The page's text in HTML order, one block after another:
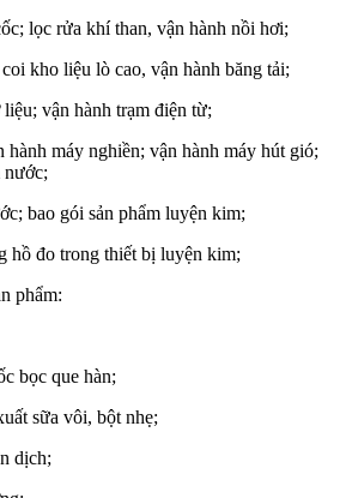
lọc rửa khí than, vận hành nồi hơi;
kho liệu lò cao, vận hành băng tải;
vận hành trạm điện từ;
hành máy nghiền; vận hành máy hút gió;
nước;
bao gói sản phẩm luyện kim;
hồ đo trong thiết bị luyện kim;
phẩm:
bọc que hàn;
sữa vôi, bột nhẹ;
dịch;